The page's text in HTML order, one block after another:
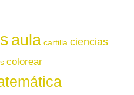
aula cartilla ciencias
colorear